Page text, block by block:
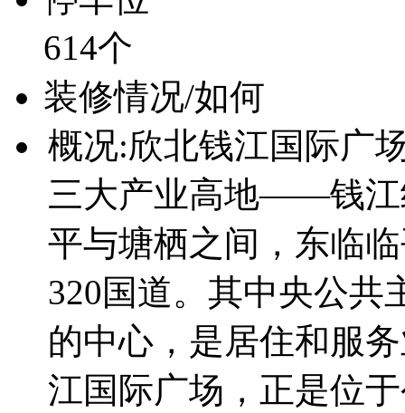
614个
装修情况/如何
概况:欣北钱江国际广
三大产业高地——钱江
平与塘栖之间，东临
320国道。其中央公共
的中心，是居住和服
江国际广场，正是位